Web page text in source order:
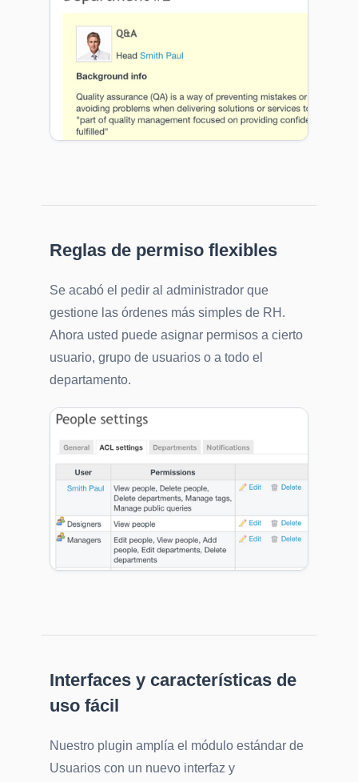
Reglas de permiso flexibles
Se acabó el pedir al administrador que
gestione las órdenes más simples de RH.
Ahora usted puede asignar permisos a cierto
usuario, grupo de usuarios o a todo el
departamento.
Interfaces y características de
uso fácil
Nuestro plugin amplía el módulo estándar de
Usuarios con un nuevo interfaz y